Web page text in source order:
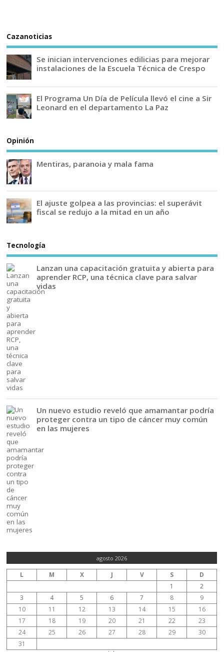
Cazanoticias
Se inician intervenciones edilicias para mejorar
instalaciones de la Escuela Técnica de Crespo
El Programa Un Día de Película llevó el cine a Sir
Leonard en el departamento La Paz
Opinión
Mentiras, paranoia y mala fama
El ajuste golpea a las provincias: el superávit
fiscal se redujo a la mitad en un año
Tecnología
Lanzan una capacitación gratuita y abierta para
aprender RCP, una técnica clave para salvar
vidas
Un nuevo estudio reveló que amamantar podría
proteger contra un tipo de cáncer muy común
en las mujeres
agosto 2026
L M X J V S
D
1
2
3
4 5 6 7 8
9
10
11 12 13 14 15
16
17
18 19 20 21 22
23
24
25 26 27 28 29
30
31